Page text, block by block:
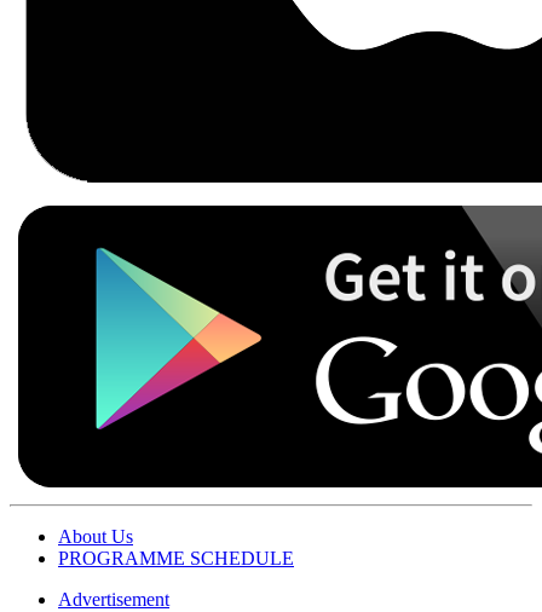
About Us
PROGRAMME SCHEDULE
Advertisement